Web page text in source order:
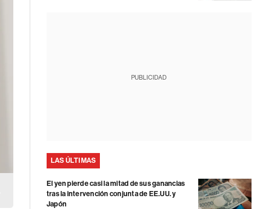
PUBLICIDAD
LAS ÚLTIMAS
El yen pierde casi la mitad de sus ganancias
tras la intervención conjunta de EE.UU. y
Japón